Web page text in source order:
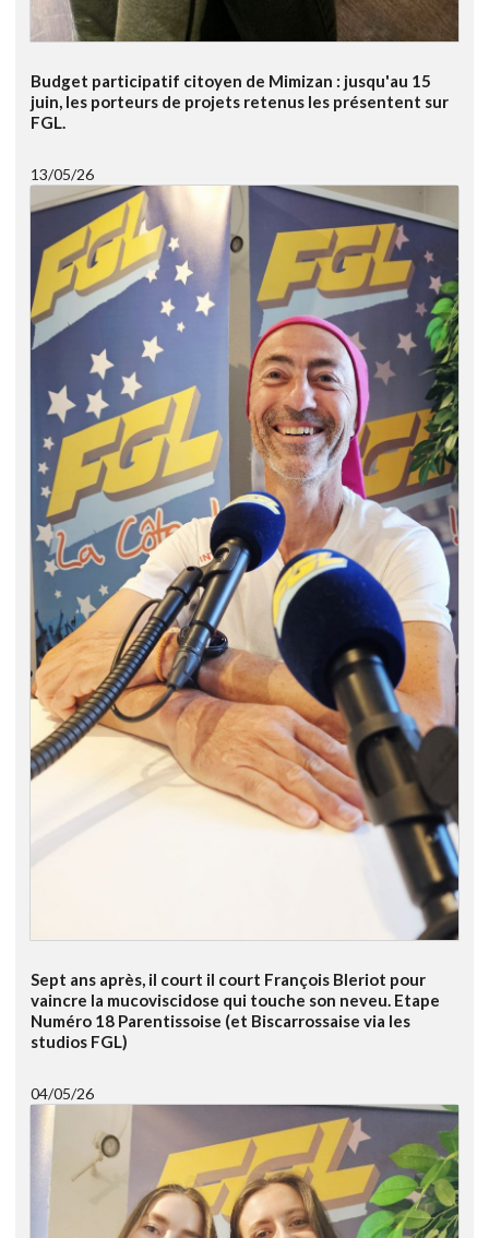
Budget participatif citoyen de Mimizan : jusqu'au 15
juin, les porteurs de projets retenus les présentent sur
FGL.
13/05/26
Sept ans après, il court il court François Bleriot pour
vaincre la mucoviscidose qui touche son neveu. Etape
Numéro 18 Parentissoise (et Biscarrossaise via les
studios FGL)
04/05/26